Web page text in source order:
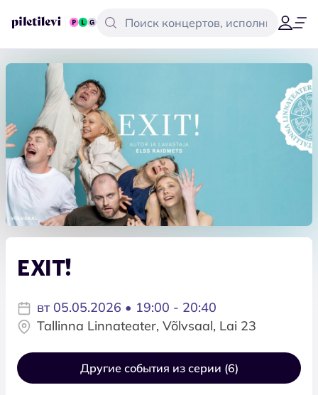
EXIT!
вт 05.05.2026 • 19:00 - 20:40
Tallinna Linnateater, Võlvsaal, Lai 23
Другие события из серии (6)